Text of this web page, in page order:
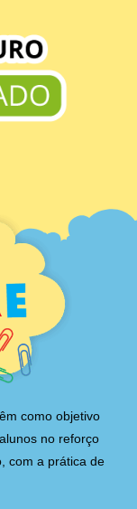
como objetivo
no reforço
com a prática de